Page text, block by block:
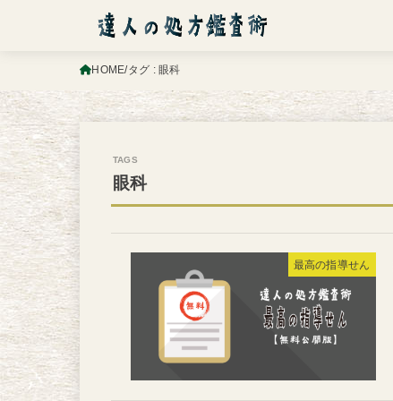
HOME タグ : 眼科
眼科
最高の指導せん